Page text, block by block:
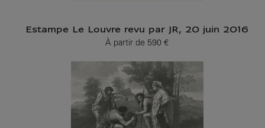
Estampe Le Louvre revu par JR, 20 juin 2016
À partir dePrix ​​actuel
590 €